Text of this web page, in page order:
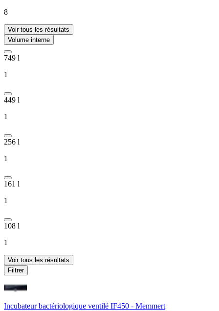
8
Voir tous les résultats
Volume interne
749 l
1
449 l
1
256 l
1
161 l
1
108 l
1
Voir tous les résultats
Filtrer
Incubateur bactériologique ventilé IF450 - Memmert